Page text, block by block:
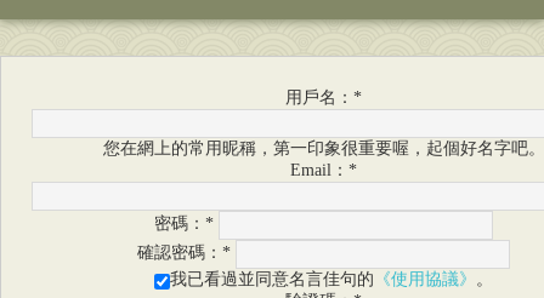
用戶名： *
您在網上的常用昵稱，第一印象很重要喔，起個好名字吧。
Email： *
密碼： *
確認密碼： *
我已看過並同意名言佳句的 《使用協議》 。